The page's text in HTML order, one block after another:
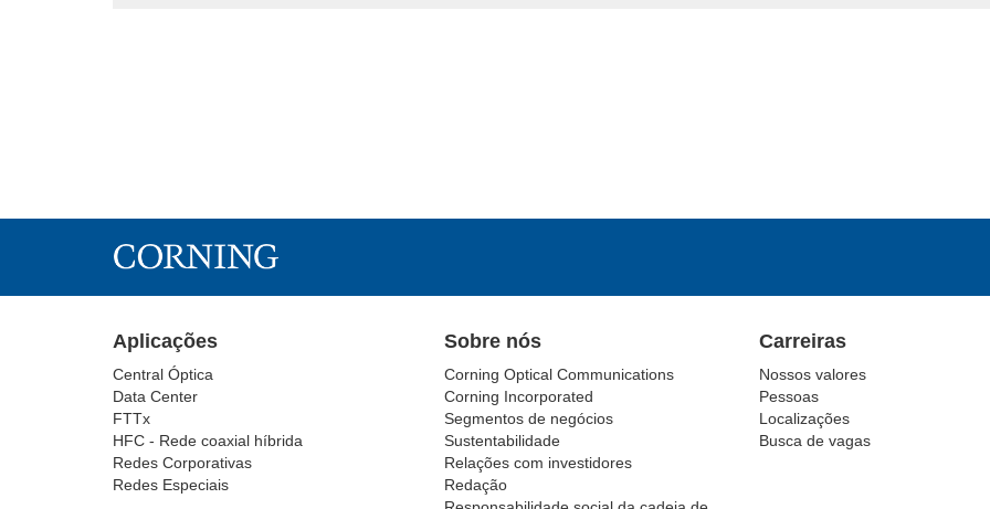
Aplicações
Central Óptica
Data Center
FTTx
HFC - Rede coaxial híbrida
Redes Corporativas
Redes Especiais
Sobre nós
Corning Optical Communications
Corning Incorporated
Segmentos de negócios
Sustentabilidade
Relações com investidores
Redação
Carreiras
Nossos valores
Pessoas
Localizações
Busca de vagas